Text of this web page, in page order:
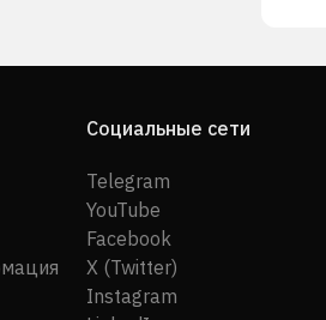
криминалистики,
препаратов.
Inc. называлась
основана в 1983
в Сарасоте, штат
в Леверкузене,
Социальные сети
Telegram
YouTube
Facebook
X (Twitter)
Instagram